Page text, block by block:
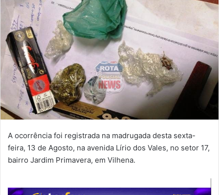
A ocorrência foi registrada na madrugada desta sexta-
feira, 13 de Agosto, na avenida Lírio dos Vales, no setor 17,
bairro Jardim Primavera, em Vilhena.